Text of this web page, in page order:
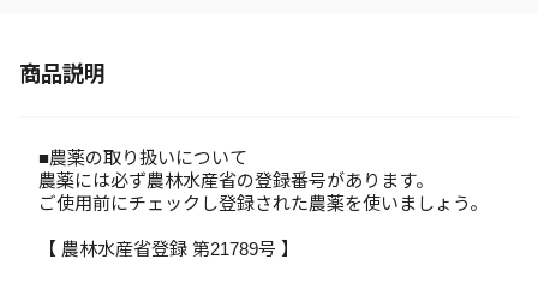
商品説明
■農薬の取り扱いについて
農薬には必ず農林水産省の登録番号があります。
ご使用前にチェックし登録された農薬を使いましょう。
【 農林水産省登録 第21789号 】